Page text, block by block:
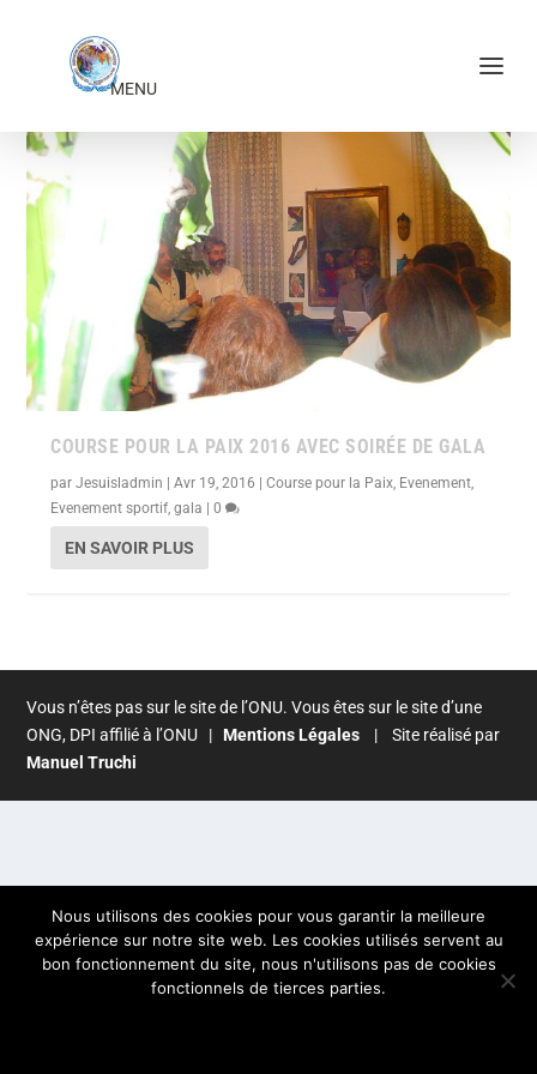
ÉTIQUETTE :
COURSE POUR LA PAIX 2016 AVEC SOIRÉE DE GALA
parJesuisladmin |Avr 19, 2016 |Course pour la Paix Evenement
Evenement sportif ,gala |0
EN SAVOIR PLUS
Vous n’êtes pas sur le site de l’ONU. Vous êtes sur le site d’une
ONG, DPI affilié à l’ONU | Mentions Légales | Site réalisé par
Manuel Truchi
Nous utilisons des cookies pour vous garantir la meilleure
expérience sur notre site web. Les cookies utilisés servent au
bon fonctionnement du site, nous n'utilisons pas de cookies
fonctionnels de tierces parties.